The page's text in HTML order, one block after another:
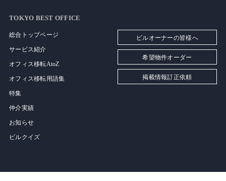
TOKYO BEST OFFICE
総合トップページ
サービス紹介
オフィス移転AtoZ
オフィス移転用語集
特集
仲介実績
お知らせ
ビルクイズ
ビルオーナーの皆様へ
希望物件オーダー
掲載情報訂正依頼